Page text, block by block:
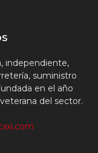
independiente,
suministro
en el año
del sector.